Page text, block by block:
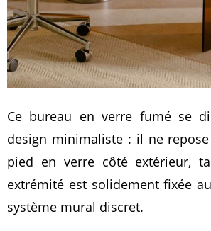
Ce bureau en verre fumé se
design minimaliste : il ne
pied en verre côté extérieur,
extrémité est solidement fixée
système mural discret.